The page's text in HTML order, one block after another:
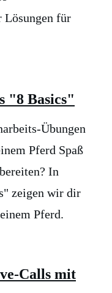
Lösungen für
"8 Basics"
Übungen
Pferd Spaß
In
zeigen wir dir
Pferd.
Calls mit